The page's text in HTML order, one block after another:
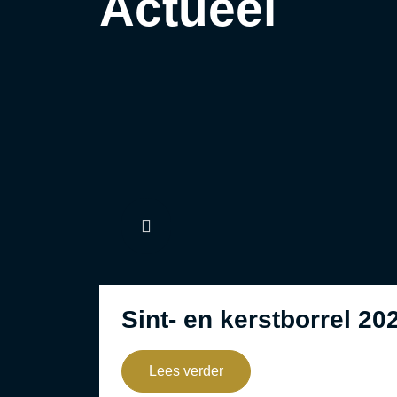
Sint- en kerstborrel
Lees verder